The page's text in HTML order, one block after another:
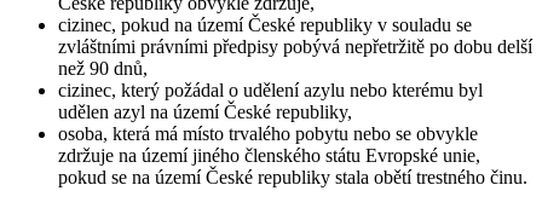
cizinec, pokud na území České republiky v souladu se
zvláštními právními předpisy pobývá nepřetržitě po dobu delší
než 90 dnů,
cizinec, který požádal o udělení azylu nebo kterému byl
udělen azyl na území České republiky,
osoba, která má místo trvalého pobytu nebo se obvykle
zdržuje na území jiného členského státu Evropské unie,
pokud se na území České republiky stala obětí trestného činu.